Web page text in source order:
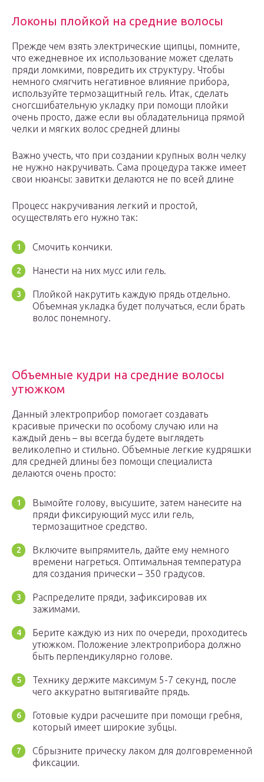
Локоны плойкой на средние волосы
Прежде чем взять электрические щипцы, помните,
что ежедневное их использование может сделать
пряди ломкими, повредить их структуру. Чтобы
немного смягчить негативное влияние прибора,
используйте термозащитный гель. Итак, сделать
сногсшибательную укладку при помощи плойки
очень просто, даже если вы обладательница прямой
челки и мягких волос средней длины
Важно учесть, что при создании крупных волн челку
не нужно накручивать. Сама процедура также имеет
свои нюансы: завитки делаются не по всей длине
Процесс накручивания легкий и простой,
осуществлять его нужно так:
Смочить кончики.
Нанести на них мусс или гель.
Плойкой накрутить каждую прядь отдельно.
Объемная укладка будет получаться, если брать
волос понемногу.
Объемные кудри на средние волосы
утюжком
Данный электроприбор помогает создавать
красивые прически по особому случаю или на
каждый день – вы всегда будете выглядеть
великолепно и стильно. Объемные легкие кудряшки
для средней длины без помощи специалиста
делаются очень просто:
Вымойте голову, высушите, затем нанесите на
пряди фиксирующий мусс или гель,
термозащитное средство.
Включите выпрямитель, дайте ему немного
времени нагреться. Оптимальная температура
для создания прически – 350 градусов.
Распределите пряди, зафиксировав их
зажимами.
Берите каждую из них по очереди, проходитесь
утюжком. Положение электроприбора должно
быть перпендикулярно голове.
Технику держите максимум 5-7 секунд, после
чего аккуратно вытягивайте прядь.
Готовые кудри расчешите при помощи гребня,
который имеет широкие зубцы.
Сбрызните прическу лаком для долговременной
фиксации.